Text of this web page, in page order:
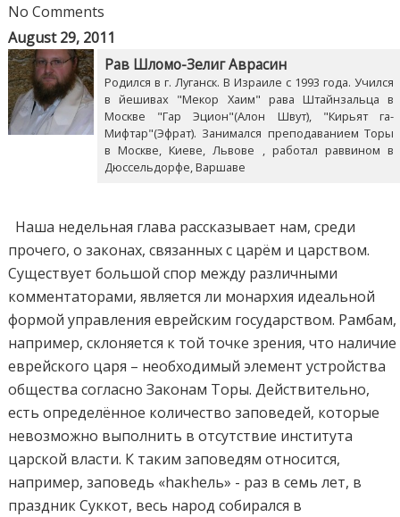
No Comments
August 29, 2011
Рав Шломо-Зелиг Аврасин
Родился в г. Луганск. В Израиле с 1993 года. Учился
в йешивах "Мекор Хаим" рава Штайнзальца в
Москве "Гар Эцион"(Алон Швут), "Кирьят га-
Мифтар"(Эфрат). Занимался преподаванием Торы
в Москве, Киеве, Львове , работал раввином в
Дюссельдорфе, Варшаве
Наша недельная глава рассказывает нам, среди
прочего, о законах, связанных с царём и царством.
Существует большой спор между различными
комментаторами, является ли монархия идеальной
формой управления еврейским государством. Рамбам,
например, склоняется к той точке зрения, что наличие
еврейского царя – необходимый элемент устройства
общества согласно Законам Торы. Действительно,
есть определённое количество заповедей, которые
невозможно выполнить в отсутствие института
царской власти. К таким заповедям относится,
например, заповедь «hакhель» - раз в семь лет, в
праздник Суккот, весь народ собирался в